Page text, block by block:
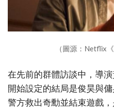
（圖源：Netflix
在先前的群體訪談中，導
開始設定的結局是俊昊與
警方救出奇勳並結束遊戲